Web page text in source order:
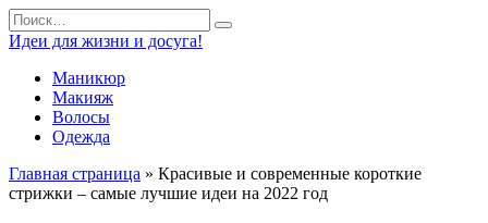
Перейти
к
содержанию
Search
for:
Идеи для жизни и досуга!
Маникюр
Макияж
Волосы
Одежда
Главная страница » Красивые и современные короткие
стрижки – самые лучшие идеи на 2022 год